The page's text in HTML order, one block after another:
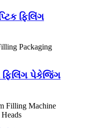
ફિલિંગ
ફિલિંગ પેકેજિંગ